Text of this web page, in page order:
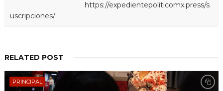
https://expedientepoliticomx.press/s
uscripciones/
RELATED POST
PRINCIPAL